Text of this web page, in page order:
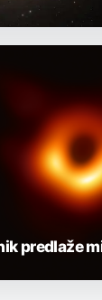
predlaže